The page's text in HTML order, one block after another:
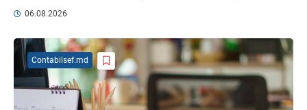
Domenii supuse controalelor fiscale
operative în luna august 2026
05.08.2026 Serviciul Fiscal de Stat
06.08.2026
Contabilsef.md